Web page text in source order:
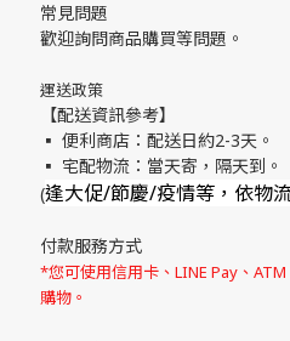
常見問題
歡迎詢問商品購買等問題。
運送政策
【配送資訊參考】
▪ 便利商店：配送日約2-3天。
▪ 宅配物流：當天寄，隔天到。
(逢大促/節慶/疫情等，依物
付款服務方式
*您可使用信用卡、LINE Pay、
購物。